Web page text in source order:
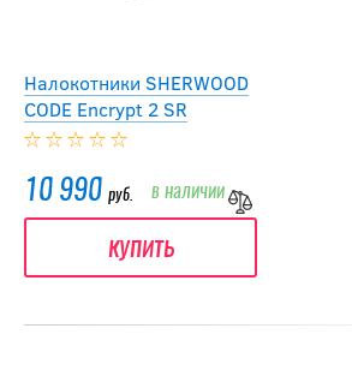
Налокотники SHERWOOD
CODE Encrypt 2 SR
10 990 руб. в наличии
купить